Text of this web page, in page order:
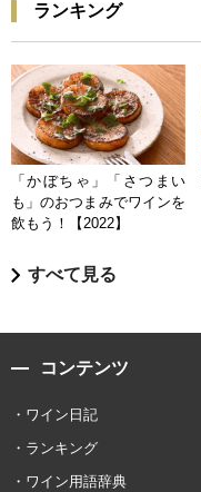
ランキング
「かぼちゃ」「さつまい
も」のおつまみでワインを
飲もう！【2022】
すべて見る
コンテンツ
ワイン日記
ランキング
ワイン用語辞典